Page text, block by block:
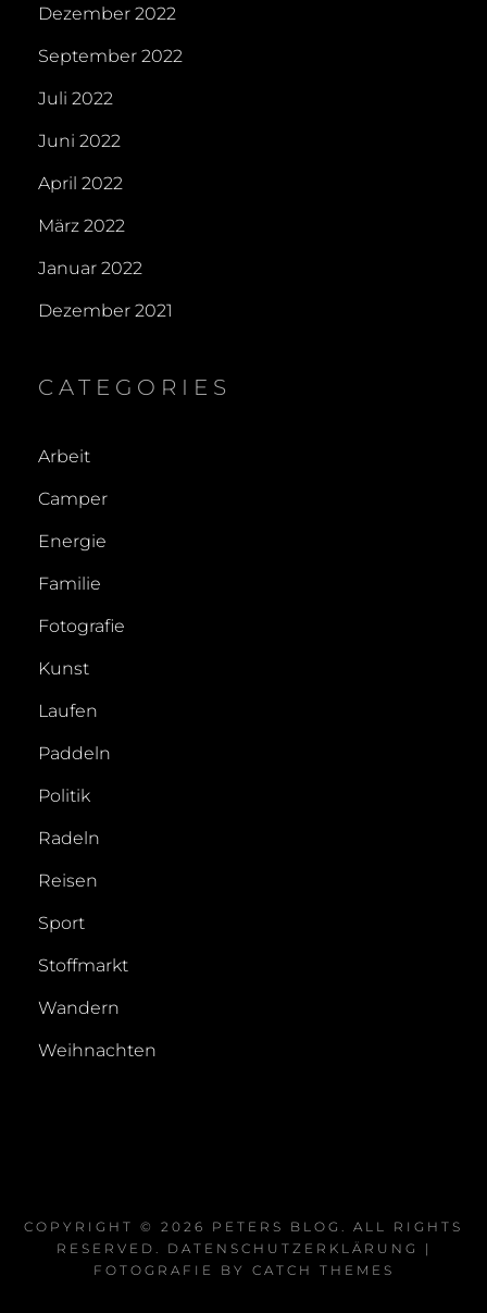
Dezember 2022
September 2022
Juli 2022
Juni 2022
April 2022
März 2022
Januar 2022
Dezember 2021
CATEGORIES
Arbeit
Camper
Energie
Familie
Fotografie
Kunst
Laufen
Paddeln
Politik
Radeln
Reisen
Sport
Stoffmarkt
Wandern
Weihnachten
COPYRIGHT © 2026 PETERS BLOG . ALL RIGHTS
RESERVED. DATENSCHUTZERKLÄRUNG
|
FOTOGRAFIE BY CATCH THEMES